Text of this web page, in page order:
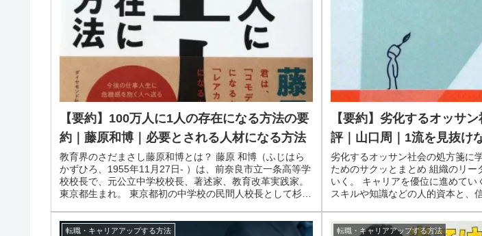
【要約】100万人に1人の存在になる方法の要
約｜藤原和博｜必要とされる人材になる方法
教育界のさだまさし藤原和博とは？ 藤原 和博（ふじはら
かずひろ、1955年11月27日- ）は、前奈良市立一条高等学
校校長で、元公立中学校校長、著述家、教育改革実践家。
東京都生まれ。 東京都初の中学校の民間人校長として杉並
【要約】劣化するオッサ
評｜山口周｜1流を見抜け
劣化するオッサン社会の処方箋に
ためのサクッとまとめ 組織のリー
いく。 キャリアを優位に進めてい
スキルや知識などの人的資本と、
転職・キャリアアップする方法 転職・キャリアアップする方法